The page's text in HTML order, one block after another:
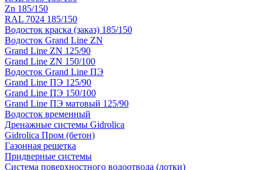
Zn 185/150
RAL 7024 185/150
Водосток краска (заказ) 185/150
Водосток Grand Line ZN
Grand Line ZN 125/90
Grand Line ZN 150/100
Водосток Grand Line ПЭ
Grand Line ПЭ 125/90
Grand Line ПЭ 150/100
Grand Line ПЭ матовый 125/90
Водосток временный
Дренажные системы Gidrolica
Gidrolica Пром (бетон)
Газонная решетка
Придверные системы
Система поверхностного водоотвода (лотки)